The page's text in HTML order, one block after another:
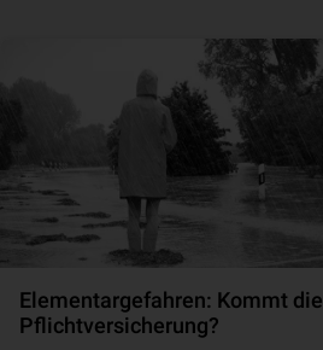
Elementargefahren: Kommt die
Pflichtversicherung?